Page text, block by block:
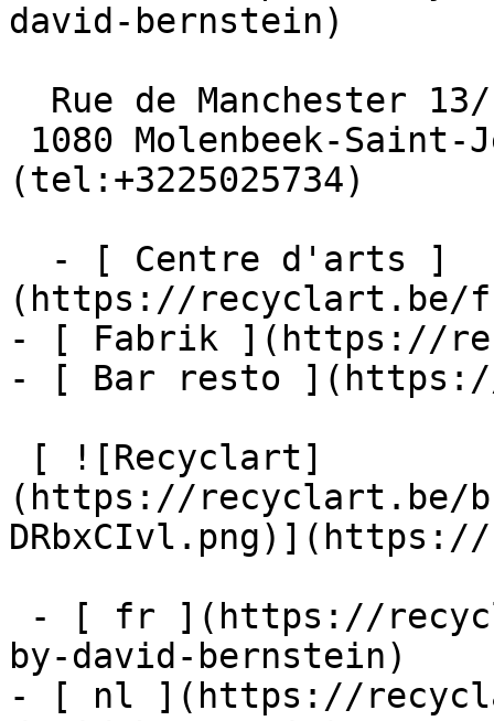
david-bernstein)
(tel:+3225025734)
(https://recyclart.be/
- [ Fabrik ](https://
- [ Bar resto
(https://recyclart.be/
by-david-bernstein)
- [ nl ](https://